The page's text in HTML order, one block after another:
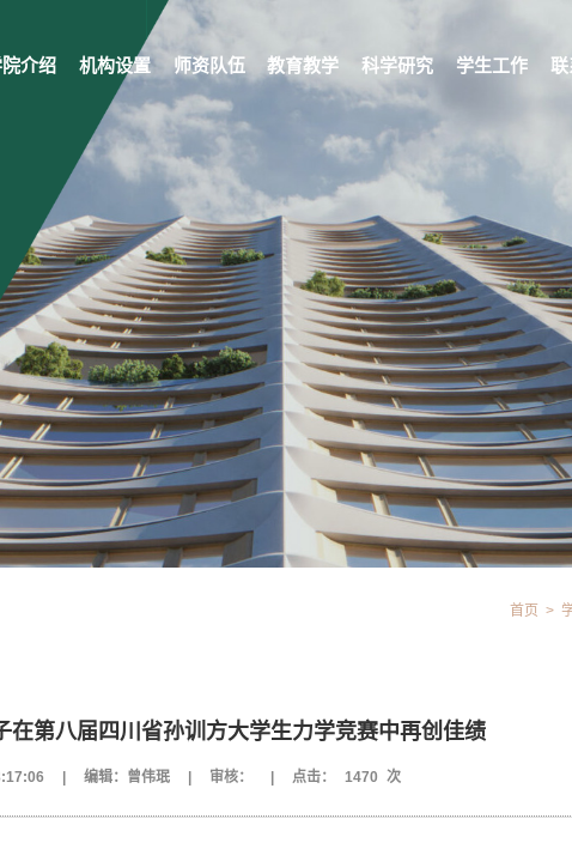
介绍 机构设置 师资队伍 教育教学 科学研究 学生工作
首页 >
第八届四川省孙训方大学生力学竞赛中再创佳绩
编辑：曾伟珉 审核： 点击： 1470 次